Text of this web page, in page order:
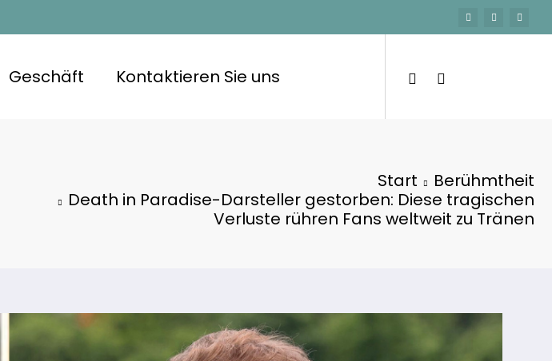
Geschäft Kontaktieren Sie uns
Start
Berühmtheit
Death in Paradise-Darsteller gestorben: Diese tragischen
Verluste rühren Fans weltweit zu Tränen